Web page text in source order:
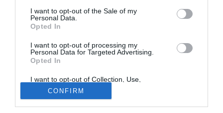
I want to opt-out of the Sale of my
Personal Data.
Opted In
I want to opt-out of processing my
Personal Data for Targeted Advertising.
Opted In
I want to opt-out of Collection, Use,
Retention, Sale, and/or Sharing of my
Personal Data that Is Unrelated with the
Purposes for which it was collected.
Opted Out
CONFIRM
© foto di Federico De Luca 2025
Con la conclusione dei playoff di Serie B è ora
parte al campionato di Serie A 2026/27.
Alle 17
formazioni che hanno mantenuto la categoria si
aggiungono le tre neopromosse, che prendono il posto
delle retrocesse Pisa, Cremonese e Hellas Verona. A
conquistare la promozione diretta sono state il